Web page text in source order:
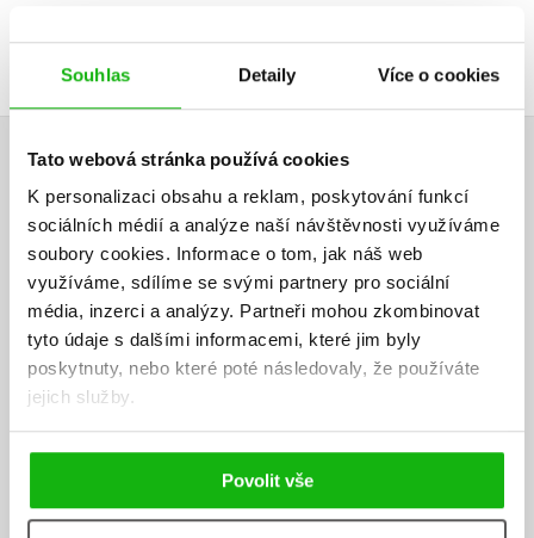
Souhlas Detaily Více o cookies
Tato webová stránka používá cookies
K personalizaci obsahu a reklam, poskytování funkcí
sociálních médií a analýze naší návštěvnosti využíváme
soubory cookies. Informace o tom, jak náš web
využíváme, sdílíme se svými partnery pro sociální
média, inzerci a analýzy. Partneři mohou zkombinovat
tyto údaje s dalšími informacemi, které jim byly
poskytnuty, nebo které poté následovaly, že používáte
jejich služby.
Povolit vše
Přihlásit
AUTOR KNIHY